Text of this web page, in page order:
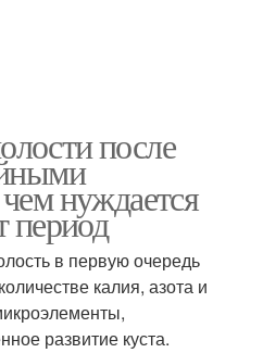
после
нуждается
период
в первую очередь
калия, азота и
развитие куста.